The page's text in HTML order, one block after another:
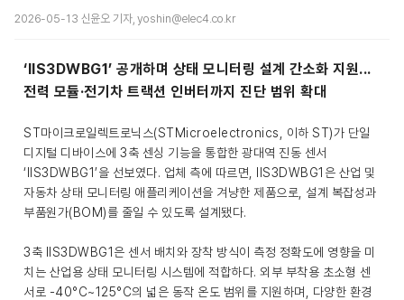
2026-05-13 신윤오 기자, yoshin@elec4.co.kr
‘IIS3DWBG1’ 공개하며 상태 모니터링 설계 간소화 지원...
전력 모듈·전기차 트랙션 인버터까지 진단 범위 확대
ST마이크로일렉트로닉스(STMicroelectronics, 이하 ST)가 단일
디지털 디바이스에 3축 센싱 기능을 통합한 광대역 진동 센서
‘IIS3DWBG1’을 선보였다. 업체 측에 따르면, IIS3DWBG1은 산업 및
자동차 상태 모니터링 애플리케이션을 겨냥한 제품으로, 설계 복잡성과
부품원가(BOM)를 줄일 수 있도록 설계됐다.
3축 IIS3DWBG1은 센서 배치와 장착 방식이 측정 정확도에 영향을 미
치는 산업용 상태 모니터링 시스템에 적합하다. 외부 부착용 초소형 센
서로 -40°C~125°C의 넓은 동작 온도 범위를 지원하며, 다양한 환경